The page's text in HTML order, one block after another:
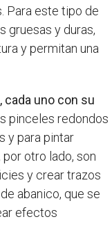
Para este tipo de
gruesas y duras,
y permitan una
uno con su
pinceles redondos
y para pintar
otro lado, son
y crear trazos
abanico, que se
efectos